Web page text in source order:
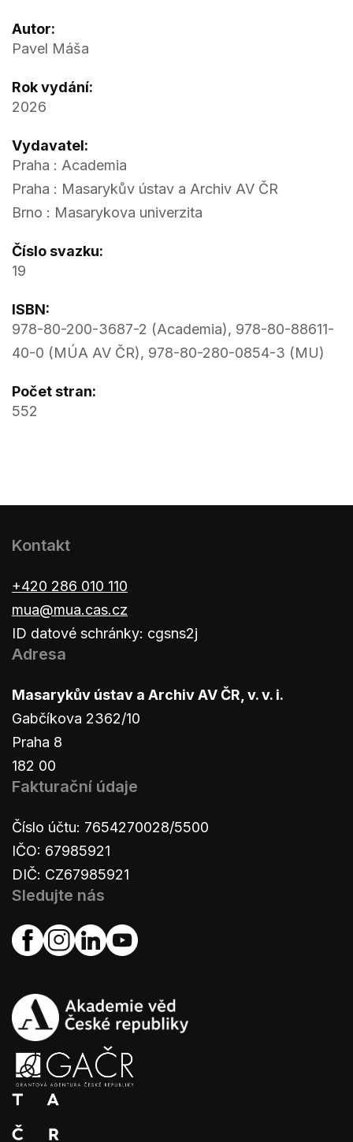
Autor:
Pavel Máša
Rok vydání:
2026
Vydavatel:
Praha : Academia
Praha : Masarykův ústav a Archiv AV ČR
Brno : Masarykova univerzita
Číslo svazku:
19
ISBN:
978-80-200-3687-2 (Academia), 978-80-88611-
40-0 (MÚA AV ČR), 978-80-280-0854-3 (MU)
Počet stran:
552
Kontakt
+420 286 010 110
mua@mua.cas.cz
ID datové schránky: cgsns2j
Adresa
Masarykův ústav a Archiv AV ČR, v. v. i.
Gabčíkova 2362/10
Praha 8
182 00
Fakturační údaje
Číslo účtu: 7654270028/5500
IČO: 67985921
DIČ: CZ67985921
Sledujte nás